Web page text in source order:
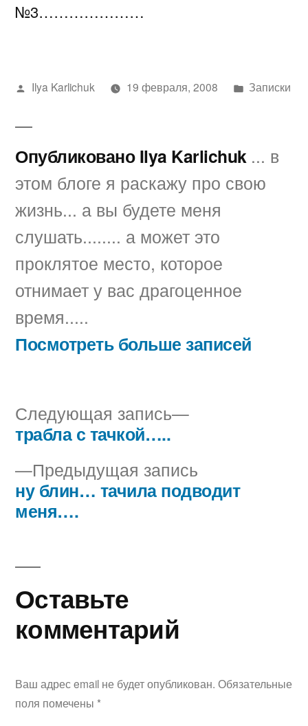
№3…………………
Написано
Ilya Karlichuk 19 февраля, 2008
Написано
Записки
Опубликовано Ilya Karlichuk ... в
этом блоге я раскажу про свою
жизнь... а вы будете меня
слушать........ а может это
проклятое место, которое
отнимает у вас драгоценное
время.....
Посмотреть больше записей
Навигация
по
записям
Предыдущая запись
запись:
ну блин… тачила подводит
меня….
Следующая запись
Следующая
трабла с тачкой…..
Оставьте
комментарий
Ваш адрес email не будет опубликован. Обязательные
поля помечены *